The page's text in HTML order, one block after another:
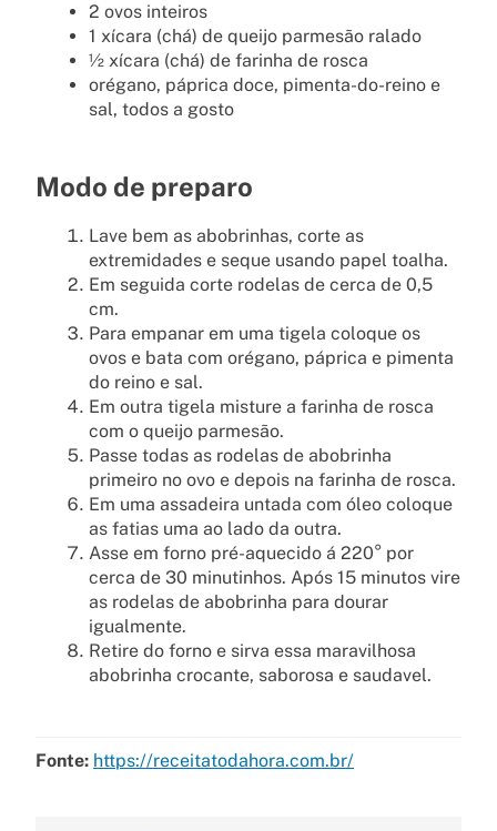
2 ovos inteiros
1 xícara (chá) de queijo parmesão ralado
½ xícara (chá) de farinha de rosca
orégano, páprica doce, pimenta-do-reino e
sal, todos a gosto
Modo de preparo
Lave bem as abobrinhas, corte as
extremidades e seque usando papel toalha.
Em seguida corte rodelas de cerca de 0,5
cm.
Para empanar em uma tigela coloque os
ovos e bata com orégano, páprica e pimenta
do reino e sal.
Em outra tigela misture a farinha de rosca
com o queijo parmesão.
Passe todas as rodelas de abobrinha
primeiro no ovo e depois na farinha de rosca.
Em uma assadeira untada com óleo coloque
as fatias uma ao lado da outra.
Asse em forno pré-aquecido á 220° por
cerca de 30 minutinhos. Após 15 minutos vire
as rodelas de abobrinha para dourar
igualmente.
Retire do forno e sirva essa maravilhosa
abobrinha crocante, saborosa e saudavel.
Fonte: https://receitatodahora.com.br/